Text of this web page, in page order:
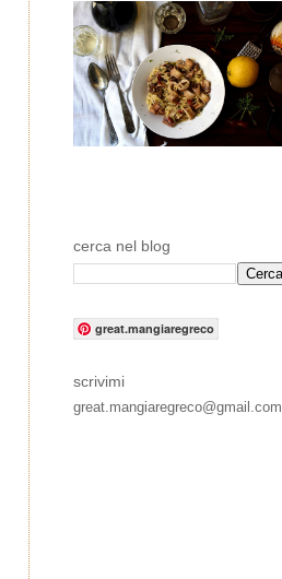
cerca nel blog
great.mangiaregreco
scrivimi
great.mangiaregreco@gmail.com